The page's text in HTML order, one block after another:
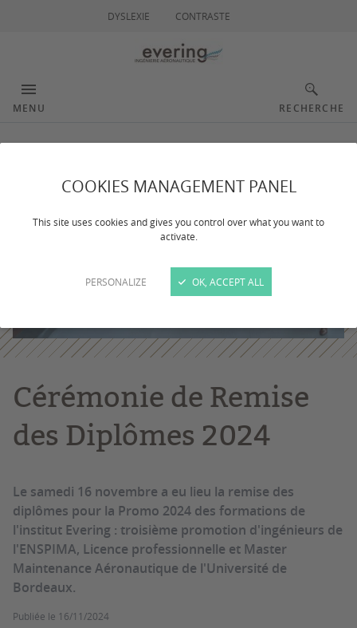
COOKIES MANAGEMENT PANEL
This site uses cookies and gives you control over what you want to
activate.
PERSONALIZE OK, ACCEPT ALL
DYSLEXIE CONTRASTE
MENU RECHERCHE
Cérémonie de Remise
des Diplômes 2024
Le samedi 16 novembre a eu lieu la remise des
diplômes pour la Promo 2024 des formations de
l'institut Evering : troisième promotion d'ingénieurs de
l'ENSPIMA, Licence professionnelle et Master
Maintenance Aéronautique de l'Université de
Bordeaux.
Publiée le 16/11/2024